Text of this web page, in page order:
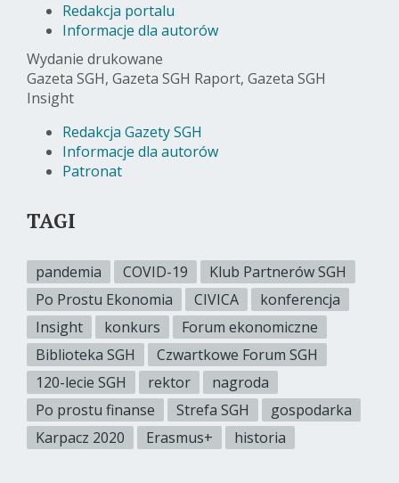
Redakcja portalu
Informacje dla autorów
Wydanie drukowane
Gazeta SGH, Gazeta SGH Raport, Gazeta SGH
Insight
Redakcja Gazety SGH
Informacje dla autorów
Patronat
TAGI
pandemia COVID-19
Klub Partnerów SGH
Po Prostu Ekonomia
CIVICA
konferencja
Insight
konkurs
Forum ekonomiczne
Biblioteka SGH
Czwartkowe Forum SGH
120-lecie SGH
rektor
nagroda
Po prostu finanse
Strefa SGH
gospodarka
Karpacz 2020
Erasmus+ historia